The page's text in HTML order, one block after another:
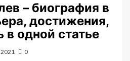
– биография в
достижения,
в одной статье
0